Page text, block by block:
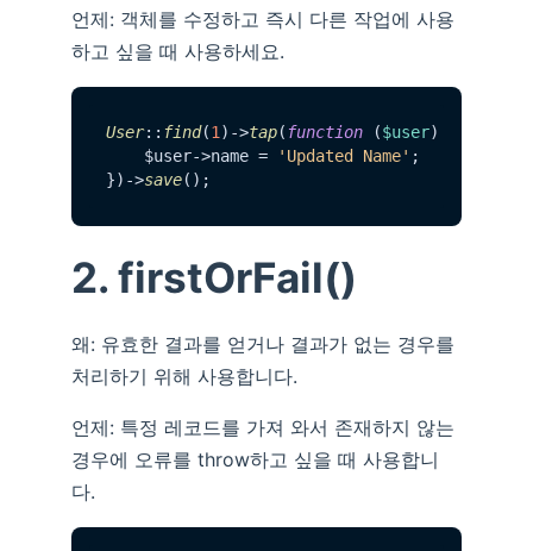
언제: 객체를 수정하고 즉시 다른 작업에 사용
하고 싶을 때 사용하세요.
User:: find(1 )->tap( function ($user) {
    $user->name =
'Updated Name' ;
})->save
2. firstOrFail()
왜: 유효한 결과를 얻거나 결과가 없는 경우를
처리하기 위해 사용합니다.
언제: 특정 레코드를 가져 와서 존재하지 않는
경우에 오류를 throw하고 싶을 때 사용합니
다.